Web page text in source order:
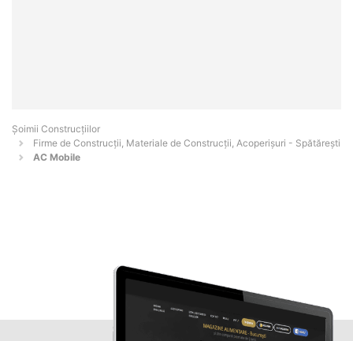
Șoimii Construcțiilor
Firme de Construcții, Materiale de Construcții, Acoperișuri - Spătăreşti
AC Mobile